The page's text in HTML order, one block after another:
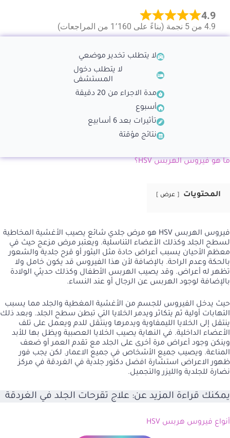
4.9
4.9 من 5 نجمة (بناءً على 1٬160 من المراجعات)
لا يتطلب تخدير موضعي
لا يتطلب دخول
المستشفى
مدة الاجراء من 20 دقيقة
أسبوع
تأثيرات بعد 6 أسابيع
نتائج مؤقتة
ما هو فيروس الهربس HSV؟
المحتويات عرض
فيروس الهربس HSV هو مرض جلدي شائع يصيب الأغشية المخاطية
لسطح الجلد وكذلك الأعضاء التناسلية. ويعتبر مرض مزعج حيث في
معظم الأحيان يسبب أعراض حادة مثل البثور أو قرح جلدية والشعور
بالحكة وعدم الراحة. بالإضافة لأن هذا الفيروس قد يكون خامل ولا
تظهر له أعراض. وقد يصيب الهربس الأطفال وكذلك حديثي الولادة
بالإضافة لوجود الهربس عن الرجال أو عند النساء.
حيث يدخل الفيروس للجسم من الأغشية المغطية والجلد مما يسبب
التهابات أولية ثم يتكاثر ويدمر الخلايا التي تبطن سطح الجلد. وبعد ذلك
ينتقل إلى الخلايا الليمفاوية ويدمرها وينتقل للدم ويعمل على تلف
الأعضاء الداخلية. في النهاية يصيب الخلايا العصبية ويظل بها للأبد
وينكن وجود أعراض مرة أخرى على الجلد مع تقدم العمر أو ضعف
المناعة. ويصيب جميع الأشخاص في جميع الاعمار. لكن يجب فور
ظهور الاعراض استشارة افضل دكتور جلدية في الغردقة في مركز
نضارة للجلدية والليزر والتجميل.
يمكنك قراءة المزيد عن: علاج تقرحات الجلد في الغردقة
أنواع فيروس هربس HSV